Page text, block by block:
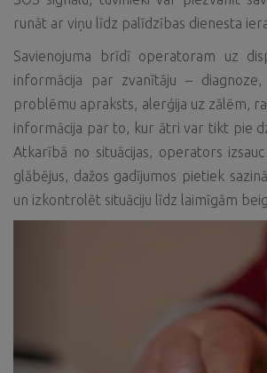
runāt ar viņu līdz palīdzības dienesta
Savienojuma brīdī operatoram uz
informācija par zvanītāju – diagnoze,
problēmu apraksts, alerģija uz zālēm,
informācija par to, kur ātri var tikt pie
Atkarībā no situācijas, operators
glābējus, dažos gadījumos pietiek
un izkontrolēt situāciju līdz laimīgām